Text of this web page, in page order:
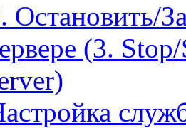
Остановить/
(3.